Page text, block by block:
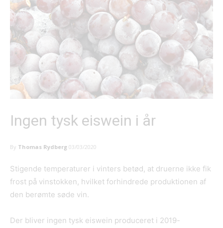
Ingen tysk eiswein i år
By Thomas Rydberg 03/03/2020
Stigende temperaturer i vinters betød, at druerne ikke fik
frost på vinstokken, hvilket forhindrede produktionen af
den berømte søde vin.
Der bliver ingen tysk eiswein produceret i 2019-